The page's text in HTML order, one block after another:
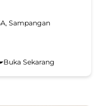
Sampangan
Buka Sekarang